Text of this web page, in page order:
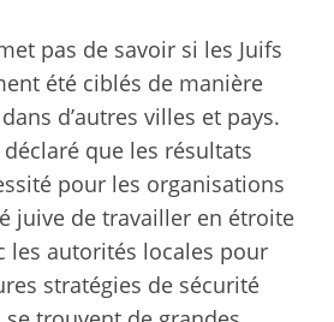
pas de savoir si les Juifs
été ciblés de manière
d’autres villes et pays.
que les résultats
pour les organisations
juive de travailler en étroite
les autorités locales pour
stratégies de sécurité